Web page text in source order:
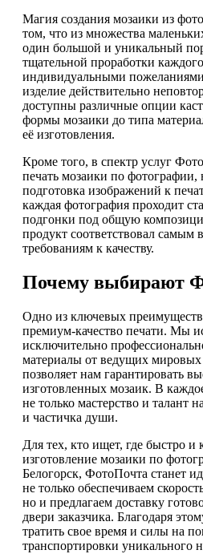
Магия создания мозаики из
том, что из множества
один большой и уникальный
тщательной проработки
индивидуальными пожеланиями
изделие действительно
доступны различные опции
формы мозаики до типа
её изготовления.
Кроме того, в спектр услуг
печать мозаики по фотографии,
подготовка изображений к
каждая фотография проходит
подгонки под общую
продукт соответствовал самым
требованиям к качеству.
Почему выбирают
Одно из ключевых
премиум-качество печати. Мы
исключительно
материалы от ведущих мировых
позволяет нам гарантировать
изготовленных мозаик. В
не только мастерство и талант
и частичка души.
Для тех, кто ищет, где быстро и
изготовление мозаики по
Белогорск, ФотоПочта станет
не только обеспечиваем
но и предлагаем доставку
двери заказчика. Благодаря
тратить свое время и силы на
транспортировки уникального